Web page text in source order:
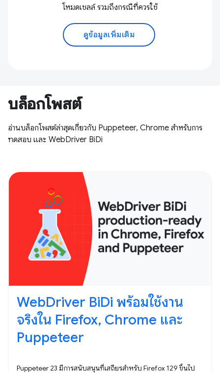
โหมดเชลล์ รวมถึงกรณีที่ควรใช้
ดูข้อมูลเพิ่มเติม
บล็อกโพสต์
อ่านบล็อกโพสต์ล่าสุดเกี่ยวกับ Puppeteer, Chrome สําหรับการ
ทดสอบ และ WebDriver BiDi
WebDriver BiDi พร้อมใช้งาน
จริงใน Firefox, Chrome และ
Puppeteer
Puppeteer 23 มีการสนับสนุนที่เสถียรสำหรับ Firefox 129 ขึ้นไป